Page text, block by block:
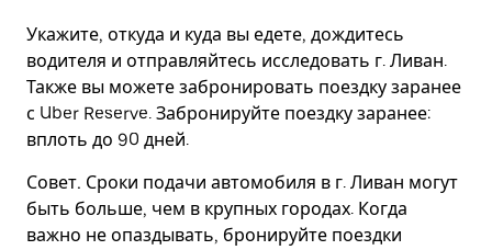
Укажите, откуда и куда вы едете, дождитесь
водителя и отправляйтесь исследовать г. Ливан.
Также вы можете забронировать поездку заранее
с Uber Reserve. Забронируйте поездку заранее:
вплоть до 90 дней.
Совет. Сроки подачи автомобиля в г. Ливан могут
быть больше, чем в крупных городах. Когда
важно не опаздывать, бронируйте поездки